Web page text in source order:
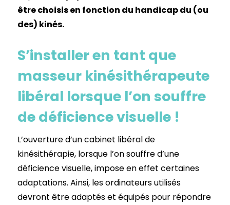
être choisis en fonction du handicap du (ou
des) kinés.
S’installer en tant que
masseur kinésithérapeute
libéral lorsque l’on souffre
de déficience visuelle !
L’ouverture d’un cabinet libéral de
kinésithérapie, lorsque l’on souffre d’une
déficience visuelle, impose en effet certaines
adaptations. Ainsi, les ordinateurs utilisés
devront être adaptés et équipés pour répondre